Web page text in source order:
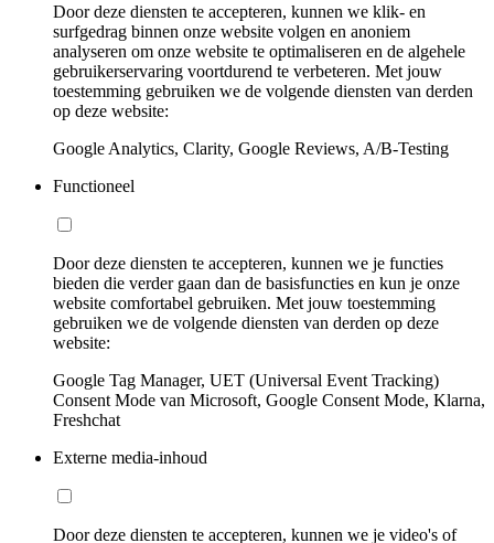
Door deze diensten te accepteren, kunnen we klik- en
surfgedrag binnen onze website volgen en anoniem
analyseren om onze website te optimaliseren en de algehele
gebruikerservaring voortdurend te verbeteren. Met jouw
toestemming gebruiken we de volgende diensten van derden
op deze website:
Google Analytics, Clarity, Google Reviews, A/B-Testing
Functioneel
Door deze diensten te accepteren, kunnen we je functies
bieden die verder gaan dan de basisfuncties en kun je onze
website comfortabel gebruiken. Met jouw toestemming
gebruiken we de volgende diensten van derden op deze
website:
Google Tag Manager, UET (Universal Event Tracking)
Consent Mode van Microsoft, Google Consent Mode, Klarna,
Freshchat
Externe media-inhoud
Door deze diensten te accepteren, kunnen we je video's of